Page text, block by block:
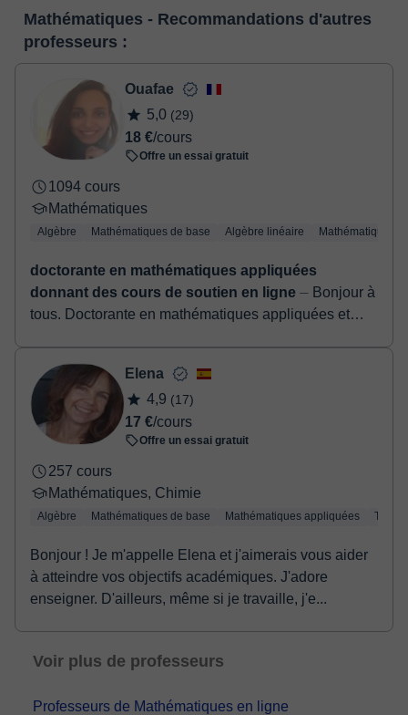
service de messagerie instantanée, le tableau blanc virtuel ou le
traitement de texte en ligne collaboratif.Voir la classe virtuelle
paiement grâce à notre service de paiement virtuel. Vous avez
deux options:
- carte de débit / crédit
Une fois le paiement réglé, nous vous enverrons un e-mail pour
confirmer la réservation.
Mathématiques - Recommandations d'autres
professeurs :
Ouafae
5,0 (29)
18 €/cours
Offre un essai gratuit
1094 cours
Mathématiques
Algèbre Mathématiques de base Algèbre linéaire Mathématiques
doctorante en mathématiques appliquées
donnant des cours de soutien en ligne ⏤ Bonjour à
tous. Doctorante en mathématiques appliquées et
Elena
4,9 (17)
17 €/cours
Offre un essai gratuit
257 cours
Mathématiques, Chimie
Algèbre Mathématiques de base Mathématiques appliquées
Bonjour ! Je m'appelle Elena et j'aimerais vous aider
à atteindre vos objectifs académiques. J'adore
enseigner. D'ailleurs, même si je travaille, j'e...
Voir plus de professeurs
Professeurs de Mathématiques en ligne